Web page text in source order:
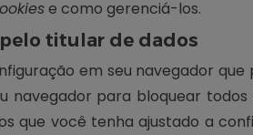
e como gerenciá-los.
titular de dados
em seu navegador
navegador para bloquear
que você tenha ajustado a